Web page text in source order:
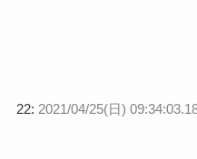
22: 2021/04/25(日)